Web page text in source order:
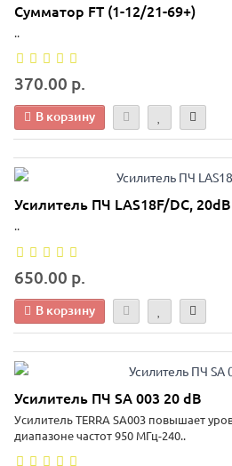
Сумматор FT (1-12/21-69+)
..
370.00 р.
В корзину
Усилитель ПЧ LAS18F/DC, 20dB
..
650.00 р.
В корзину
Усилитель ПЧ SA 003 20 dB
Усилитель TERRA SA003 повышает
диапазоне частот 950 МГц-240..